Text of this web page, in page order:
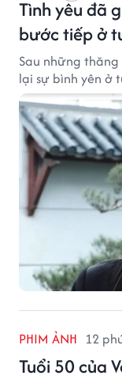
Tình yêu đã
bước tiếp ở
Sau những
lại sự bình yên ở
PHIM ẢNH 12
Tuổi 50 của